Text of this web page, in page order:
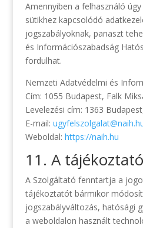
Amennyiben a felhasználó
sütikhez kapcsolódó
jogszabályoknak, panaszt
és Információszabadság
fordulhat.
Nemzeti Adatvédelmi és
Cím: 1055 Budapest, Falk
Levelezési cím: 1363
E-mail:
Weboldal: https://naih.hu
11. A
A Szolgáltató fenntartja a
tájékoztatót bármikor
jogszabályváltozás, hatósági
a weboldalon használt